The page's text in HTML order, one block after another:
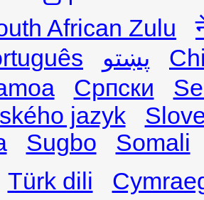
African Zulu
پښتو
Српски
jazyk
Sugbo
Somali
Türk dili